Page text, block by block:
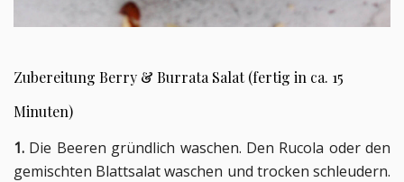
Zubereitung Berry & Burrata Salat (fertig in ca. 15
Minuten)
1. Die Beeren gründlich waschen. Den Rucola oder den
gemischten Blattsalat waschen und trocken schleudern.